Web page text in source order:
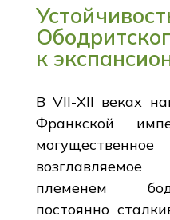
к
В VII-XII веках
Франкской
племенем
постоянно